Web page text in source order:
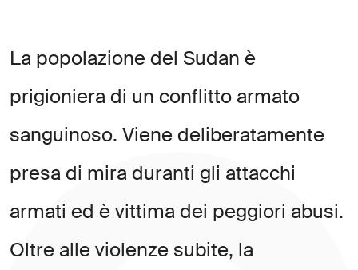
La popolazionedel Sudan è
prigionieradi un conflitto armato
sanguinoso. Vienedeliberatamente
presadi miraduranti gli attacchi
armati ed èvittimadei peggiori abusi.
Oltre alleviolenze subite, la